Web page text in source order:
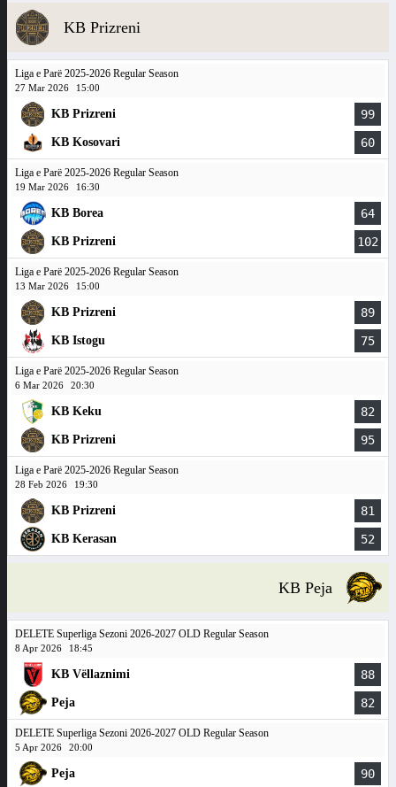
KB Prizreni
Liga e Parë 2025-2026 Regular Season
27 Mar 2026 15:00
KB Prizreni 99
KB Kosovari 60
Liga e Parë 2025-2026 Regular Season
19 Mar 2026 16:30
KB Borea 64
KB Prizreni 102
Liga e Parë 2025-2026 Regular Season
13 Mar 2026 15:00
KB Prizreni 89
KB Istogu 75
Liga e Parë 2025-2026 Regular Season
6 Mar 2026 20:30
KB Keku 82
KB Prizreni 95
Liga e Parë 2025-2026 Regular Season
28 Feb 2026 19:30
KB Prizreni 81
KB Kerasan 52
KB Peja
DELETE Superliga Sezoni 2026-2027 OLD Regular Season
8 Apr 2026 18:45
KB Vëllaznimi 88
Peja 82
DELETE Superliga Sezoni 2026-2027 OLD Regular Season
5 Apr 2026 20:00
Peja 90